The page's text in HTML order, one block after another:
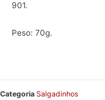
901.
Peso: 70g.
Categoria Salgadinhos